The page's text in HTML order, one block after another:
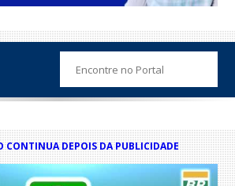
CONTINUA DEPOIS DA PUBLICIDADE